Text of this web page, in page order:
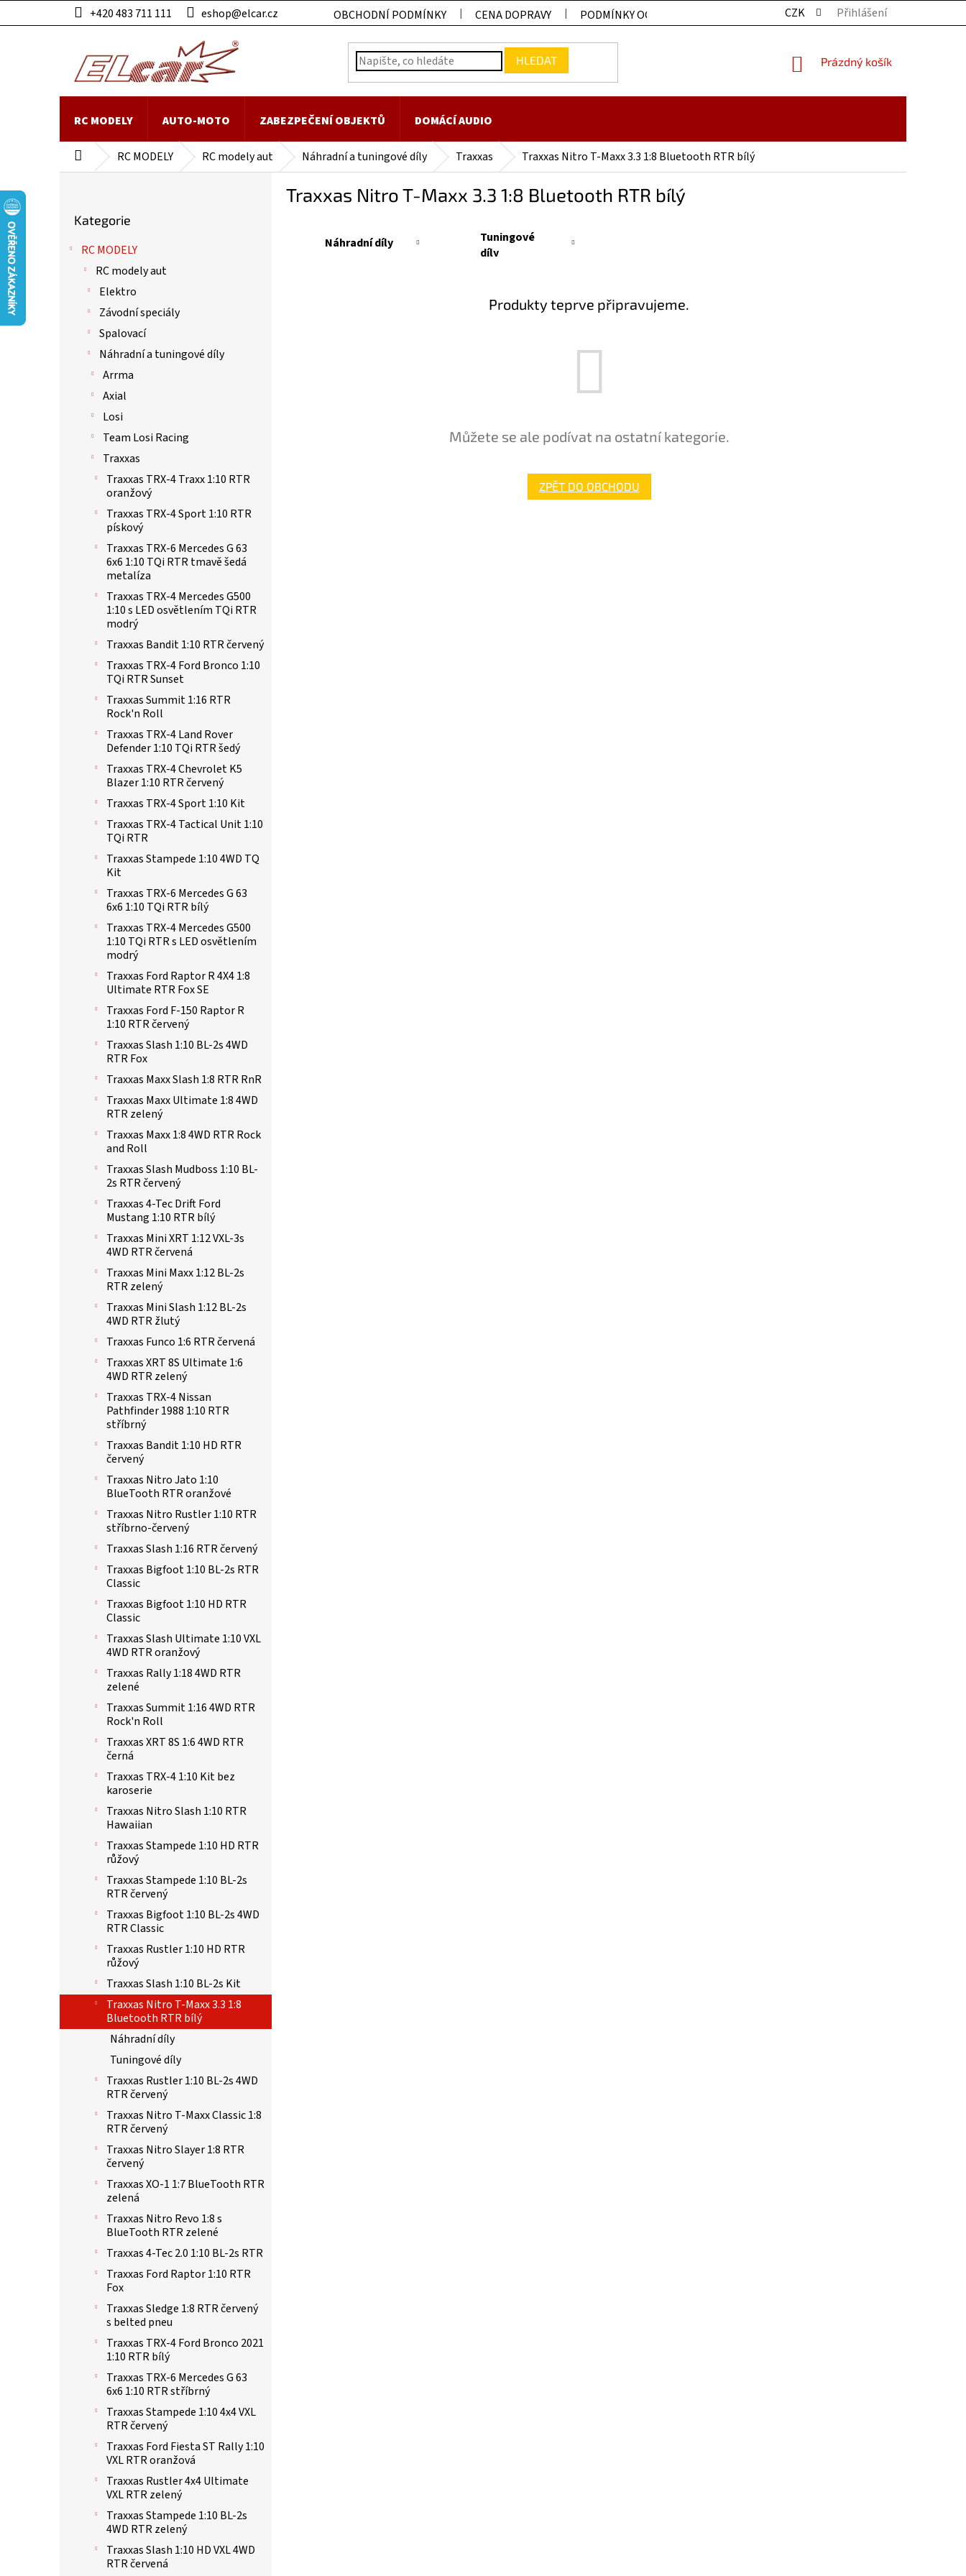
na
+420 483 711 111 eshop@elcar.cz OBCHODNÍ PODMÍNKY CENA DOPRAVY PODMÍNKY OCHRANY OSOBNÍCH ÚDAJŮ KONTAKTY
CZK Přihlášení
HLEDAT
NÁKUPNÍ
Prázdný košík
RC MODELY AUTO-MOTO ZABEZPEČENÍ OBJEKTŮ DOMÁCÍ AUDIO
Domů RC MODELY RC modely aut Náhradní a tuningové díly Traxxas Traxxas Nitro T-Maxx 3.3 1:8 Bluetooth RTR bílý
kategorie
Kategorie
RC MODELY
RC modely aut
Elektro
Závodní speciály
Spalovací
Náhradní a tuningové díly
Arrma
Axial
Losi
Team Losi Racing
Traxxas
Traxxas TRX-4 Traxx 1:10 RTR
oranžový
Traxxas TRX-4 Sport 1:10 RTR
pískový
Traxxas TRX-6 Mercedes G 63
6x6 1:10 TQi RTR tmavě šedá
metalíza
Traxxas TRX-4 Mercedes G500
1:10 s LED osvětlením TQi RTR
modrý
Traxxas Bandit 1:10 RTR červený
Traxxas TRX-4 Ford Bronco 1:10
TQi RTR Sunset
Traxxas Summit 1:16 RTR
Rock'n Roll
Traxxas TRX-4 Land Rover
Defender 1:10 TQi RTR šedý
Traxxas TRX-4 Chevrolet K5
Blazer 1:10 RTR červený
Traxxas TRX-4 Sport 1:10 Kit
Traxxas TRX-4 Tactical Unit 1:10
TQi RTR
Traxxas Stampede 1:10 4WD TQ
Kit
Traxxas TRX-6 Mercedes G 63
6x6 1:10 TQi RTR bílý
Traxxas TRX-4 Mercedes G500
1:10 TQi RTR s LED osvětlením
modrý
Traxxas Ford Raptor R 4X4 1:8
Ultimate RTR Fox SE
Traxxas Ford F-150 Raptor R
1:10 RTR červený
Traxxas Slash 1:10 BL-2s 4WD
RTR Fox
Traxxas Maxx Slash 1:8 RTR RnR
Traxxas Maxx Ultimate 1:8 4WD
RTR zelený
Traxxas Maxx 1:8 4WD RTR Rock
and Roll
Traxxas Slash Mudboss 1:10 BL-
2s RTR červený
Traxxas 4-Tec Drift Ford
Mustang 1:10 RTR bílý
Traxxas Mini XRT 1:12 VXL-3s
4WD RTR červená
Traxxas Mini Maxx 1:12 BL-2s
RTR zelený
Traxxas Mini Slash 1:12 BL-2s
4WD RTR žlutý
Traxxas Funco 1:6 RTR červená
Traxxas XRT 8S Ultimate 1:6
4WD RTR zelený
Traxxas TRX-4 Nissan
Pathfinder 1988 1:10 RTR
stříbrný
Traxxas Bandit 1:10 HD RTR
červený
Traxxas Nitro Jato 1:10
BlueTooth RTR oranžové
Traxxas Nitro Rustler 1:10 RTR
stříbrno-červený
Traxxas Slash 1:16 RTR červený
Traxxas Bigfoot 1:10 BL-2s RTR
Classic
Traxxas Bigfoot 1:10 HD RTR
Classic
Traxxas Slash Ultimate 1:10 VXL
4WD RTR oranžový
Traxxas Rally 1:18 4WD RTR
zelené
Traxxas Summit 1:16 4WD RTR
Rock'n Roll
Traxxas XRT 8S 1:6 4WD RTR
černá
Traxxas TRX-4 1:10 Kit bez
karoserie
Traxxas Nitro Slash 1:10 RTR
Hawaiian
Traxxas Stampede 1:10 HD RTR
růžový
Traxxas Stampede 1:10 BL-2s
RTR červený
Traxxas Bigfoot 1:10 BL-2s 4WD
RTR Classic
Traxxas Rustler 1:10 HD RTR
růžový
Traxxas Slash 1:10 BL-2s Kit
Traxxas Nitro T-Maxx 3.3 1:8
Bluetooth RTR bílý
Náhradní díly
Tuningové díly
Traxxas Rustler 1:10 BL-2s 4WD
RTR červený
Traxxas Nitro T-Maxx Classic 1:8
RTR červený
Traxxas Nitro Slayer 1:8 RTR
červený
Traxxas XO-1 1:7 BlueTooth RTR
zelená
Traxxas Nitro Revo 1:8 s
BlueTooth RTR zelené
Traxxas 4-Tec 2.0 1:10 BL-2s RTR
Traxxas Ford Raptor 1:10 RTR
Fox
Traxxas Sledge 1:8 RTR červený
s belted pneu
Traxxas TRX-4 Ford Bronco 2021
1:10 RTR bílý
Traxxas TRX-6 Mercedes G 63
6x6 1:10 RTR stříbrný
Traxxas Stampede 1:10 4x4 VXL
RTR červený
Traxxas Ford Fiesta ST Rally 1:10
VXL RTR oranžová
Traxxas Rustler 4x4 Ultimate
VXL RTR zelený
Traxxas Stampede 1:10 BL-2s
4WD RTR zelený
Traxxas Slash 1:10 HD VXL 4WD
RTR červená
Traxxas Nitro T-Maxx 3.3 1:8 Bluetooth RTR bílý
Náhradní díly
Tuningové
díly
Produkty teprve připravujeme.
Můžete se ale podívat na ostatní kategorie.
ZPĚT DO OBCHODU